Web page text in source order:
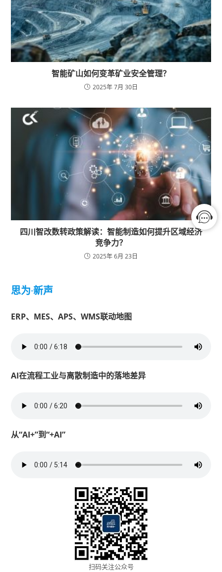
智能矿山如何变革矿业安全管理？
2025年 7月 30日
四川智改数转政策解读：智能制造如何提升区域经济
竞争力？
2025年 6月 23日
思为·新声
ERP、MES、APS、WMS联动地图
AI在流程工业与离散制造中的落地差异
从“AI+”到“+AI”
扫码关注公众号